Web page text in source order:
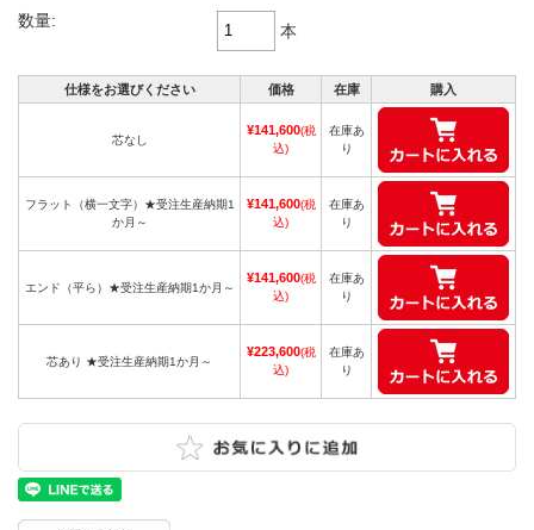
数量:
本
仕様をお選びください 価格 在庫 購入
芯なし
¥141,600(税
込)
在庫あ
り
フラット（横一文字）★受注生産納期1
か月～
¥141,600(税
込)
在庫あ
り
エンド（平ら）★受注生産納期1か月～
¥141,600(税
込)
在庫あ
り
芯あり ★受注生産納期1か月～
¥223,600(税
込)
在庫あ
り